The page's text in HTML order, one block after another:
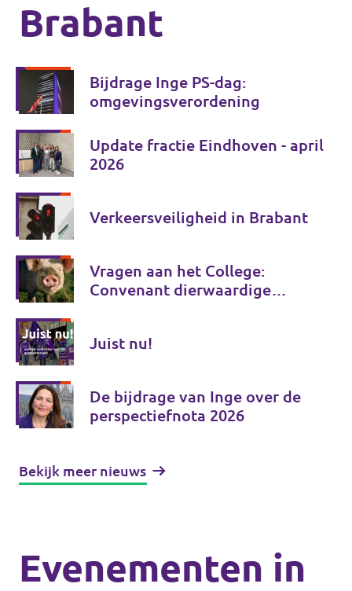
Brabant
Bijdrage Inge PS-dag:
omgevingsverordening
Update fractie Eindhoven - april
2026
Verkeersveiligheid in Brabant
Vragen aan het College:
Convenant dierwaardige
Juist nu!
De bijdrage van Inge over de
perspectiefnota 2026
Bekijk meer nieuws
Evenementen in